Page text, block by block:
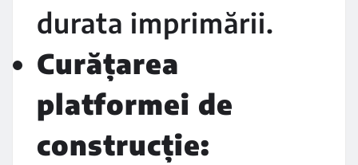
durata imprimării.
Curățarea
platformei de
construcție: